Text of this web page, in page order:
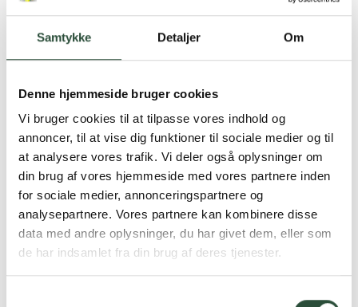
Samtykke Detaljer Om
Denne hjemmeside bruger cookies
Vi bruger cookies til at tilpasse vores indhold og
annoncer, til at vise dig funktioner til sociale medier og til
at analysere vores trafik. Vi deler også oplysninger om
din brug af vores hjemmeside med vores partnere inden
for sociale medier, annonceringspartnere og
analysepartnere. Vores partnere kan kombinere disse
data med andre oplysninger, du har givet dem, eller som
de har indsamlet fra din brug af deres tjenester.
Faste lave priser*
Stort udvalg af kendte
produkter
Vi tilbyder et stort udvalg af kendte
cremer, vitaminer og andre spændende
produkter – altid til fast lav pris.
Læs mere om Uglecare.dk her